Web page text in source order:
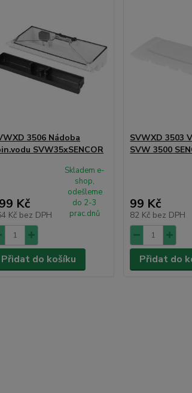
3506 Nádoba
SVW35xSENCOR
Kč
Kč bez DPH
Skladem e-
shop,
odešleme
do 2-3
prac.dnů
Přidat do košíku
SVWXD 3503
SVW 3500
99 Kč
82 Kč bez DPH
Přidat do